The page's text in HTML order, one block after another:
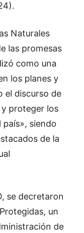
Naturales
las promesas
como una
los planes y
el discurso de
proteger los
país», siendo
de la
se decretaron
un
de